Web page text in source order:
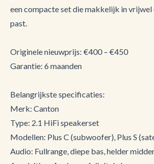
een compacte set die makkelijk in
past.
Originele nieuwprijs: €400 – €450
Garantie: 6 maanden
Belangrijkste specificaties:
Merk: Canton
Type: 2.1 HiFi speakerset
Modellen: Plus C (subwoofer), Plus S
Audio: Fullrange, diepe bas, helder